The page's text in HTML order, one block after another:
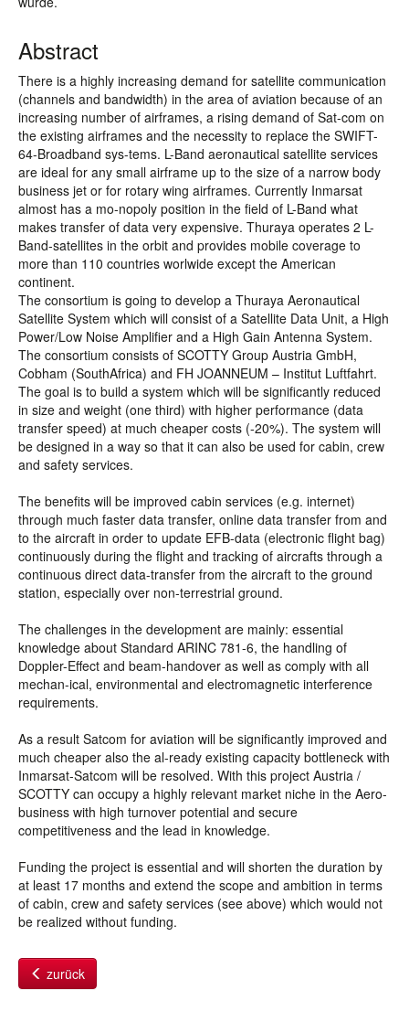
Abstract
There is a highly increasing demand for satellite communication
(channels and bandwidth) in the area of aviation because of an
increasing number of airframes, a rising demand of Sat-com on
the existing airframes and the necessity to replace the SWIFT-
64-Broadband sys-tems. L-Band aeronautical satellite services
are ideal for any small airframe up to the size of a narrow body
business jet or for rotary wing airframes. Currently Inmarsat
almost has a mo-nopoly position in the field of L-Band what
makes transfer of data very expensive. Thuraya operates 2 L-
Band-satellites in the orbit and provides mobile coverage to
more than 110 countries worlwide except the American
continent.
The consortium is going to develop a Thuraya Aeronautical
Satellite System which will consist of a Satellite Data Unit, a High
Power/Low Noise Amplifier and a High Gain Antenna System.
The consortium consists of SCOTTY Group Austria GmbH,
Cobham (SouthAfrica) and FH JOANNEUM – Institut Luftfahrt.
The goal is to build a system which will be significantly reduced
in size and weight (one third) with higher performance (data
transfer speed) at much cheaper costs (-20%). The system will
be designed in a way so that it can also be used for cabin, crew
and safety services.
The benefits will be improved cabin services (e.g. internet)
through much faster data transfer, online data transfer from and
to the aircraft in order to update EFB-data (electronic flight bag)
continuously during the flight and tracking of aircrafts through a
continuous direct data-transfer from the aircraft to the ground
station, especially over non-terrestrial ground.
The challenges in the development are mainly: essential
knowledge about Standard ARINC 781-6, the handling of
Doppler-Effect and beam-handover as well as comply with all
mechan-ical, environmental and electromagnetic interference
requirements.
As a result Satcom for aviation will be significantly improved and
much cheaper also the al-ready existing capacity bottleneck with
Inmarsat-Satcom will be resolved. With this project Austria /
SCOTTY can occupy a highly relevant market niche in the Aero-
business with high turnover potential and secure
competitiveness and the lead in knowledge.
Funding the project is essential and will shorten the duration by
at least 17 months and extend the scope and ambition in terms
of cabin, crew and safety services (see above) which would not
be realized without funding.
zurück